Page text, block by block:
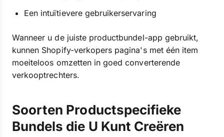
Een intuïtievere gebruikerservaring
Wanneer u de juiste productbundel-app gebruikt,
kunnen Shopify-verkopers pagina's met één item
moeiteloos omzetten in goed converterende
verkooptrechters.
Soorten Productspecifieke
Bundels die U Kunt Creëren